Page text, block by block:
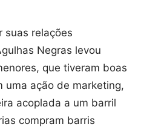
suas relações
Negras levou
que tiveram boas
uma ação de marketing,
acoplada a um barril
compram barris